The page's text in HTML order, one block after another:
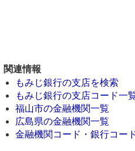
関連情報
もみじ銀行の支店を検索
もみじ銀行の支店コード一
福山市の金融機関一覧
広島県の金融機関一覧
金融機関コード・銀行コー